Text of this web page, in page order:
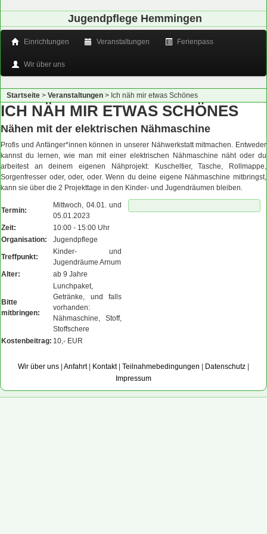
Jugendpflege Hemmingen
Einrichtungen Veranstaltungen Ferienpass
Wir über uns
Startseite > Veranstaltungen > Ich näh mir etwas Schönes
ICH NÄH MIR ETWAS SCHÖNES
Nähen mit der elektrischen Nähmaschine
Profis und Anfänger*innen können in unserer Nähwerkstatt mitmachen. Entweder
kannst du lernen, wie man mit einer elektrischen Nähmaschine näht oder du
arbeitest an deinem eigenen Nähprojekt: Kuscheltier, Tasche, Rollmappe,
Sorgenfresser oder, oder, oder. Wenn du deine eigene Nähmaschine mitbringst,
kann sie über die 2 Projekttage in den Kinder- und Jugendräumen bleiben.
Termin:
Mittwoch, 04.01. und
05.01.2023
Zeit:
10:00 - 15:00 Uhr
Organisation:
Jugendpflege
Treffpunkt:
Kinder- und
Jugendräume Arnum
Alter:
ab 9 Jahre
Bitte
mitbringen:
Lunchpaket,
Getränke, und falls
vorhanden:
Nähmaschine, Stoff,
Stoffschere
Kostenbeitrag: 10,- EUR
Wir über uns Anfahrt| Kontakt| Teilnahmebedingungen Datenschutz
Impressum